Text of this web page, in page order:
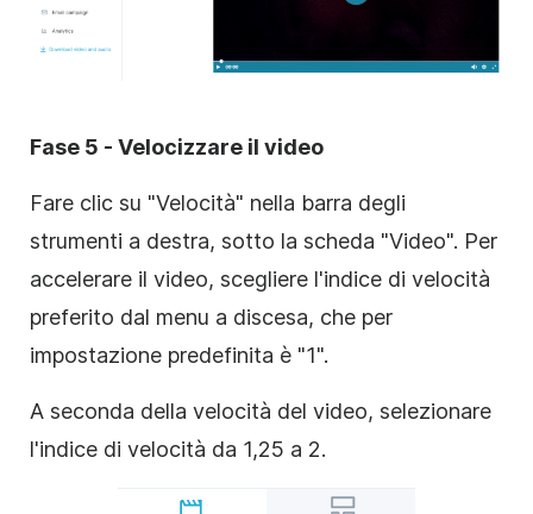
Fase 5 - Velocizzare il video
Fare clic su "Velocità" nella barra degli
strumenti a destra, sotto la scheda "Video". Per
accelerare il video, scegliere l'indice di velocità
preferito dal menu a discesa, che per
impostazione predefinita è "1".
A seconda della velocità del video, selezionare
l'indice di velocità da 1,25 a 2.